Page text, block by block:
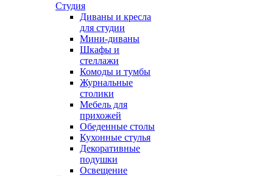
Студия
Диваны и кресла
для студии
Мини-диваны
Шкафы и
стеллажи
Комоды и тумбы
Журнальные
столики
Мебель для
прихожей
Обеденные столы
Кухонные стулья
Декоративные
подушки
Освещение